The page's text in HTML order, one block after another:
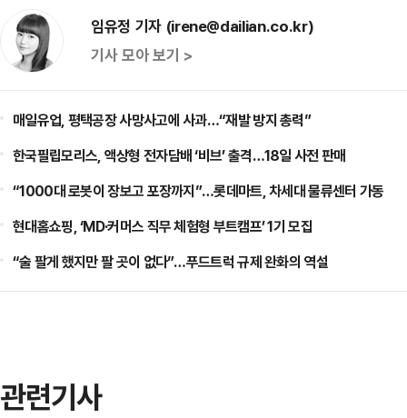
임유정 기자 (irene@dailian.co.kr)
기사 모아 보기 >
매일유업, 평택공장 사망사고에 사과…“재발 방지 총력”
한국필립모리스, 액상형 전자담배 ‘비브’ 출격…18일 사전 판매
“1000대 로봇이 장보고 포장까지”…롯데마트, 차세대 물류센터 가동
현대홈쇼핑, ‘MD·커머스 직무 체험형 부트캠프’ 1기 모집
“술 팔게 했지만 팔 곳이 없다”…푸드트럭 규제 완화의 역설
관련기사